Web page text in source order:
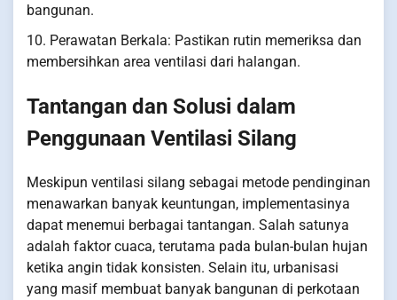
bangunan.
10. Perawatan Berkala: Pastikan rutin memeriksa dan
membersihkan area ventilasi dari halangan.
Tantangan dan Solusi dalam
Penggunaan Ventilasi Silang
Meskipun ventilasi silang sebagai metode pendinginan
menawarkan banyak keuntungan, implementasinya
dapat menemui berbagai tantangan. Salah satunya
adalah faktor cuaca, terutama pada bulan-bulan hujan
ketika angin tidak konsisten. Selain itu, urbanisasi
yang masif membuat banyak bangunan di perkotaan